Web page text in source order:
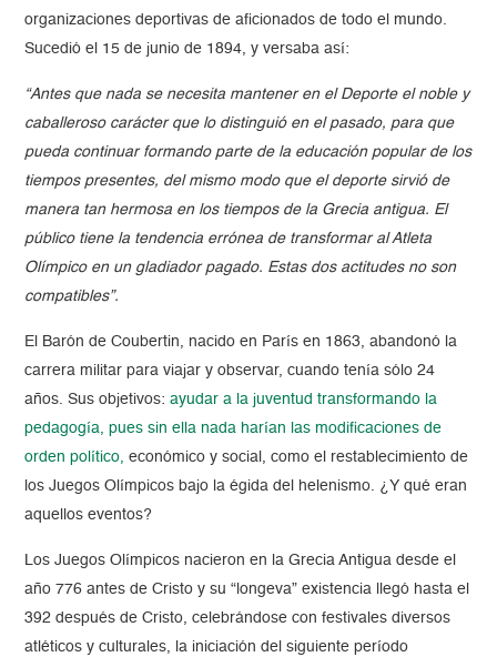
organizaciones deportivas de aficionados de todo el mundo.
Sucedió el 15 de junio de 1894, y versaba así:
“Antes que nada se necesita mantener en el Deporte el noble y
caballeroso carácter que lo distinguió en el pasado, para que
pueda continuar formando parte de la educación popular de los
tiempos presentes, del mismo modo que el deporte sirvió de
manera tan hermosa en los tiempos de la Grecia antigua. El
público tiene la tendencia errónea de transformar al Atleta
Olímpico en un gladiador pagado. Estas dos actitudes no son
compatibles”.
El Barón de Coubertin, nacido en París en 1863, abandonó la
carrera militar para viajar y observar, cuando tenía sólo 24
años. Sus objetivos:ayudar a la juventud transformando la
pedagogía, pues sin ella nada harían las modificaciones de
orden político, económico y social, como el restablecimiento de
los Juegos Olímpicos bajo la égida del helenismo. ¿Y qué eran
aquellos eventos?
Los Juegos Olímpicos nacieron en la Grecia Antigua desde el
año 776 antes de Cristo y su “longeva” existencia llegó hasta el
392 después de Cristo, celebrándose con festivales diversos
atléticos y culturales, la iniciación del siguiente período